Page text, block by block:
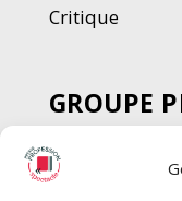
Critique
GROUPE
Chèque